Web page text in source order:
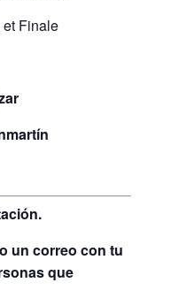
Finale
un correo con tu
que